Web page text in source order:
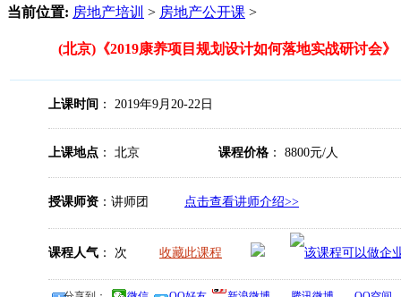
当前位置: 房地产培训 > 房地产公开课 >
(北京)《2019康养项目规划设计如何落地实战研讨会》
上课时间 ： 2019年9月20-22日
上课地点 ： 北京 课程价格 ： 8800元/人
授课师资 ：讲师团 点击查看讲师介绍>>
课程人气 ： 次 收藏此课程